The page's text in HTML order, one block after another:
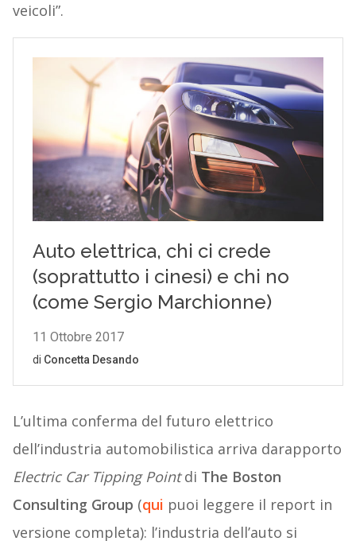
veicoli”.
L’ultima conferma del futuro elettrico
dell’industria automobilistica arriva darapporto
Electric Car Tipping Pointdi The Boston
Consulting Group (qui puoi leggere il report in
versione completa): l’industria dell’auto si